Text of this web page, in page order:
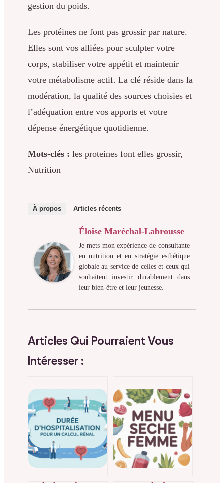
gestion du poids.
Les protéines ne font pas grossir par nature.
Elles sont vos alliées pour sculpter votre
corps, stabiliser votre appétit et maintenir
votre métabolisme actif. La clé réside dans la
modération, la qualité des sources choisies et
l’adéquation entre vos apports et votre
dépense énergétique quotidienne.
Mots-clés : les proteines font elles grossir,
Nutrition
À propos Articles récents
Éloïse Maréchal-Labrousse
Je mets mon expérience de consultante
en nutrition et en stratégie esthétique
globale au service de celles et ceux qui
souhaitent investir durablement dans
leur bien-être et leur jeunesse.
Articles Qui Pourraient Vous
Intéresser :